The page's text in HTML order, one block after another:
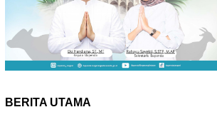
BERITA UTAMA